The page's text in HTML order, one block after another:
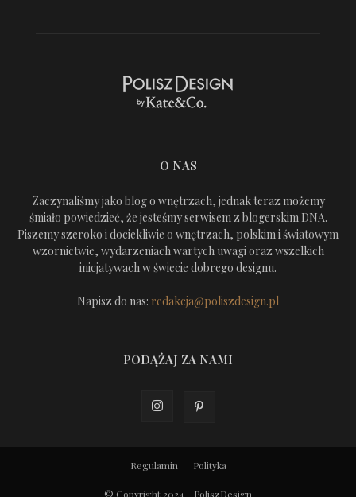
O NAS
Zaczynaliśmy jako blog o wnętrzach, jednak teraz możemy
śmiało powiedzieć, że jesteśmy serwisem z blogerskim DNA.
Piszemy szeroko i dociekliwie o wnętrzach, polskim i światowym
wzornictwie, wydarzeniach wartych uwagi oraz wszelkich
inicjatywach w świecie dobrego designu.
Napisz do nas: redakcja@poliszdesign.pl
PODĄŻAJ ZA NAMI
Regulamin Polityka
© Copyright 2024 - PoliszDesign